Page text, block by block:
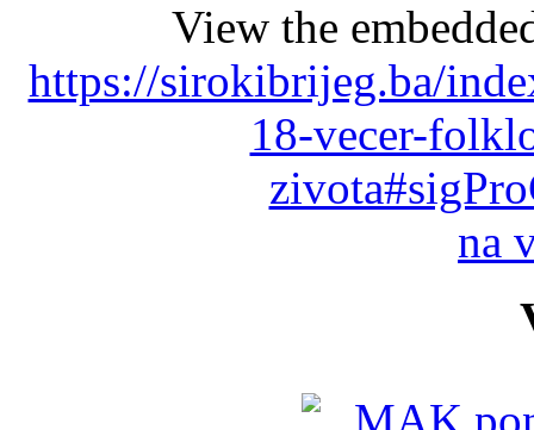
View the
https://sirokibrijeg.ba/
18-vecer-
na